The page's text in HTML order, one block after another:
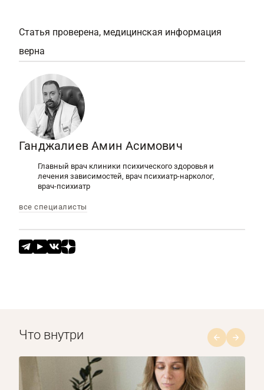
испытывать беспокойство при расставании с
двух до восьми недель.
Статья проверена, медицинская информация
верна
Ганджалиев Амин Асимович
Главный врач клиники психического здоровья и
лечения зависимостей, врач психиатр-нарколог,
врач-психиатр
все специалисты
Что внутри